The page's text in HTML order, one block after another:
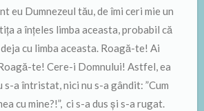
eu Dumnezeul tău, de îmi ceri mie un
a înțeles limba aceasta, probabil că
cu limba aceasta. Roagă-te! Ai
te! Cere-i Domnului! Astfel, ea
s-a întristat, nici nu s-a gândit: ”Cum
cu mine?!”, ci s-a dus și s-a rugat.